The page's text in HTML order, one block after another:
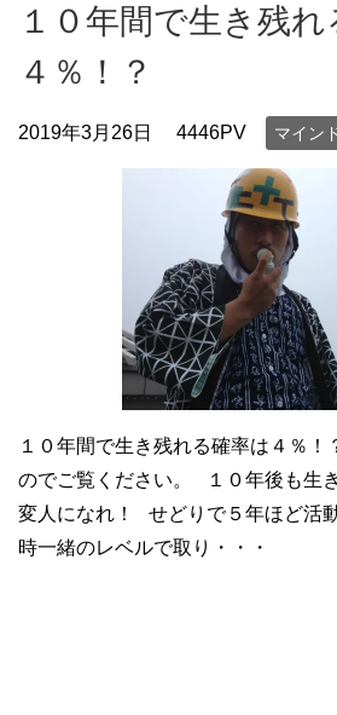
１０年間で生き残れ
４％！？
2019年3月26日 4446PV マイン
１０年間で生き残れる確率は４％
のでご覧ください。 １０年後も生
変人になれ！ せどりで５年ほど活
時一緒のレベルで取り・・・